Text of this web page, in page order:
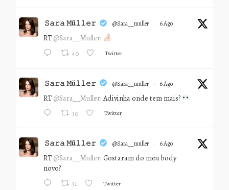
𝚂𝚊𝚛𝚊 𝙼ü𝚕𝚕𝚎𝚛 @sara__muller · 6 Ago
RT @Sara__Muller:
40 Twitter
𝚂𝚊𝚛𝚊 𝙼ü𝚕𝚕𝚎𝚛 @sara__muller · 6 Ago
RT @Sara__Muller: Adivinha onde tem mais?
30 Twitter
𝚂𝚊𝚛𝚊 𝙼ü𝚕𝚕𝚎𝚛 @sara__muller · 6 Ago
RT @Sara__Muller: Gostaram do meu body
novo?
31 Twitter